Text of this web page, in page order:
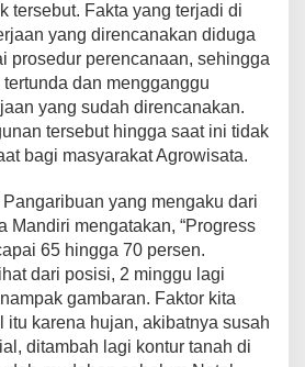
tersebut. Fakta yang terjadi di
yang direncanakan diduga
prosedur perencanaan, sehingga
dan mengganggu
yang sudah direncanakan.
tersebut hingga saat ini tidak
bagi masyarakat Agrowisata.
yang mengaku dari
Mandiri mengatakan, “Progress
65 hingga 70 persen.
dari posisi, 2 minggu lagi
gambaran. Faktor kita
itu karena hujan, akibatnya susah
ditambah lagi kontur tanah di